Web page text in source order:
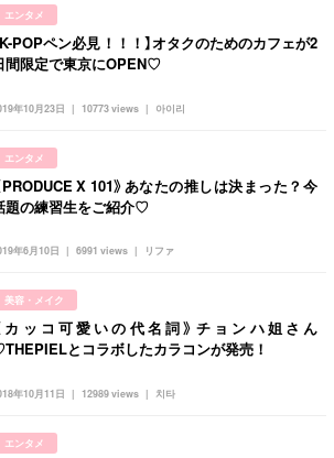
エンタメ
年10月23日 아이리
10773 views
K-POPペン必見！！！】オタクのためのカフェが2
間限定で東京にOPEN♡
エンタメ
年6月10日 リファ
6991 views
PRODUCE X 101》あなたの推しは決まった？今
題の練習生をご紹介♡
美容・メイク
年10月11日 치타
12989 views
カッコ可愛いの代名詞》チョンハ姐さん
とコラボしたカラコンが発売！
エンタメ